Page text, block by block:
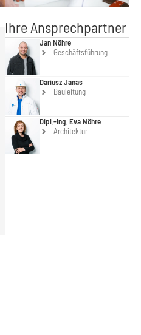
Ihre Ansprechpartner
Jan Nöhre
Geschäftsführung
Dariusz Janas
Bauleitung
Dipl.-Ing. Eva Nöhre
Architektur